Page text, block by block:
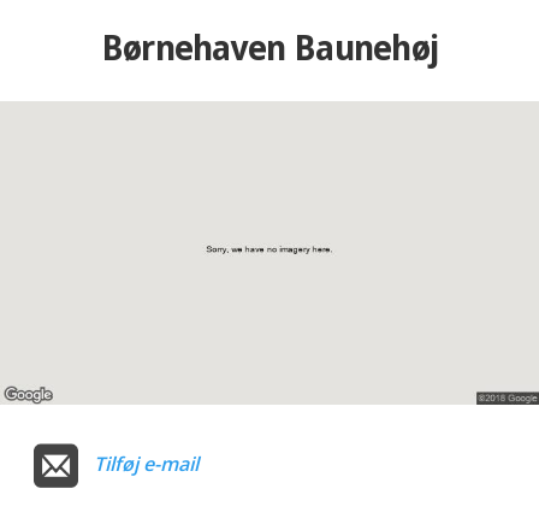
Børnehaven Baunehøj
Tilføj e-mail